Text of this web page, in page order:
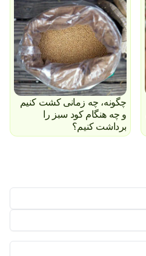
چگونه، چه زمانی کشت کنیم
و چه هنگام کود سبز را
برداشت کنیم؟